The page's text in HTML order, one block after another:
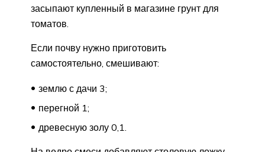
засыпают купленный в магазине грунт для
томатов.
Если почву нужно приготовить
самостоятельно, смешивают:
землю с дачи 3;
перегной 1;
древесную золу 0,1.